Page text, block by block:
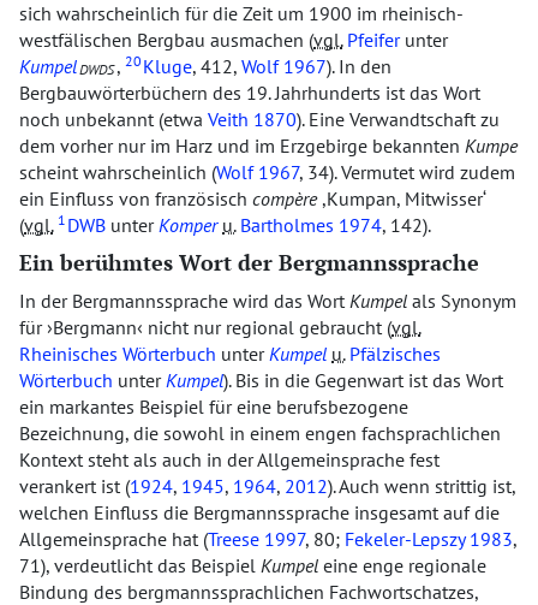
sich wahrscheinlich für die Zeit um 1900 im rheinisch-
westfälischen Bergbau ausmachen (vgl. Pfeiferunter
KumpelDWDS, 20 Kluge, 412, Wolf 1967). In den
Bergbauwörterbüchern des 19. Jahrhunderts ist das Wort
noch unbekannt (etwa Veith 1870). Eine Verwandtschaft zu
dem vorher nur im Harz und im Erzgebirge bekannten Kumpe
scheint wahrscheinlich (Wolf 1967, 34). Vermutet wird zudem
ein Einfluss von französisch compère,Kumpan, Mitwisser‘
(vgl. 1 DWB unterKomper u. Bartholmes 1974, 142).
Ein berühmtes Wort der Bergmannssprache
In der Bergmannssprache wird das WortKumpel als Synonym
für Bergmann nicht nur regional gebraucht (vgl.
Rheinisches Wörterbuch unterKumpel u. Pfälzisches
Wörterbuch unterKumpel). Bis in die Gegenwart ist das Wort
ein markantes Beispiel für eine berufsbezogene
Bezeichnung, die sowohl in einem engen fachsprachlichen
Kontext steht als auch in der Allgemeinsprache fest
verankert ist (1924, 1945, 1964, 2012). Auch wenn strittig ist,
welchen Einfluss die Bergmannssprache insgesamt auf die
Allgemeinsprache hat (Treese 1997, 80; Fekeler-Lepszy 1983,
71), verdeutlicht das Beispiel Kumpel eine enge regionale
Bindung des bergmannssprachlichen Fachwortschatzes,